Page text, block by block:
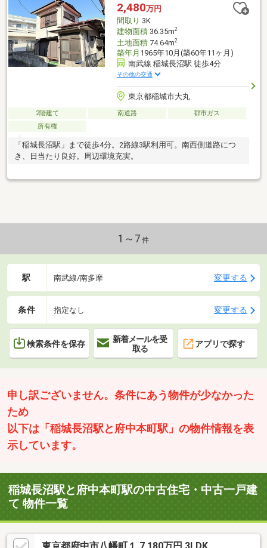
2,480万円
間取り 3K
建物面積36.35m2
土地面積74.64m2
築年月 1965年10月(築60年11ヶ月)
南武線 稲城長沼駅 徒歩4分
その他の交通
東京都稲城市大丸
2階建て 南道路
都市ガス
所有権
「稲城長沼駅」まで徒歩4分。2路線3駅利用可。南西側道路につ
き、日当たり良好。周辺環境充実。
1～7 件
駅 南武線/南多摩 変更する
条件 指定なし 変更する
検索条件を保存
新着メールを受
取る
アプリで探す
申し訳ございません。条件にあう物件が少なかった
ため
以下は「稲城長沼駅と府中本町駅」の物件情報を表
示しています。
稲城長沼駅と府中本町駅の中古住宅・中古一戸建
て 物件一覧
東京都府中市八幡町１ 7,180万円 3LDK